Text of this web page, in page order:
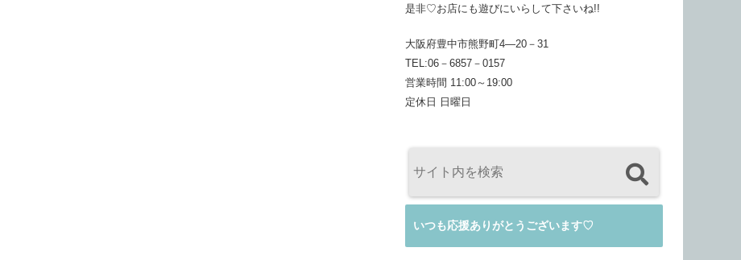
是非♡お店にも遊びにいらして下さいね!!
大阪府豊中市熊野町4―20－31
TEL:06－6857－0157
営業時間 11:00～19:00
定休日 日曜日
いつも応援ありがとうございます♡